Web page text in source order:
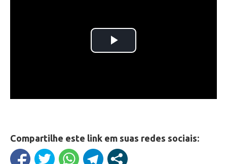
Compartilhe este link em suas redes sociais: